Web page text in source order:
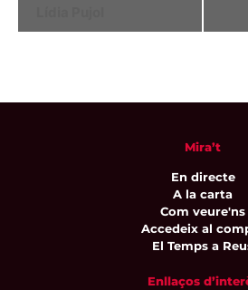
Mira’t
En directe
A la carta
Com veure'ns
Accedeix al
El Temps a
Enllaços